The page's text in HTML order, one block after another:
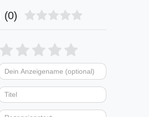
(0)
Bewertungssterne
von
5
4
von
5
3
von
5
2
von
5
1
von
5
Bewertungssternen
Anzeigename
(optional)